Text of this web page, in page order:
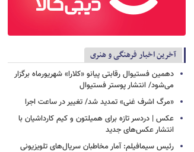
آخرین اخبار فرهنگی و هنری
دهمین فستیوال رقابتی پیانو «کلارا» شهریورماه برگزار
می‌شود/ انتشار پوستر فستیوال
​​​​​​​«مرگ اشرف غنی» تمدید شد/ تغییر در ساعت اجرا
عکس | دردسر تازه برای همیلتون و کیم کارداشیان با
انتشار عکس‌های جدید
رئیس سیمافیلم: آمار مخاطبان سریال‌های تلویزیونی